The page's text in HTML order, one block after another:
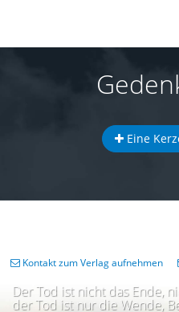
Eine
Der Tod ist nicht das Ende,
der Tod ist nur die Wende,
Kontakt zum Verlag aufnehmen